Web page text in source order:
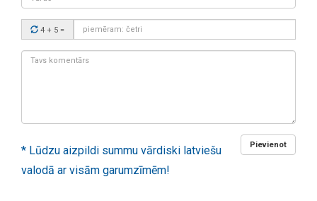
Drošības
kods:
4 + 5 =
Tavs
Pievienot
* Lūdzu aizpildi summu vārdiski latviešu
valodā ar visām garumzīmēm!